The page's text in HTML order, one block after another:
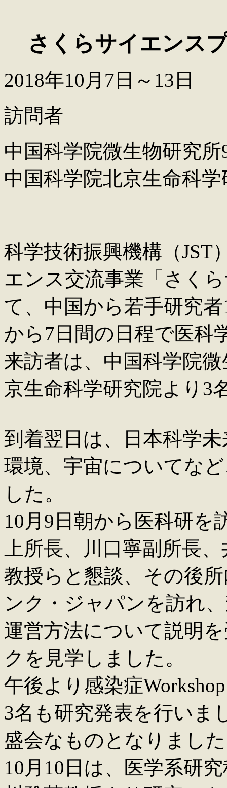
さくらサイエン
2018年10 月 7 日～13日
訪問者
中国科学院微生物研究所
中国科学院北京生命
科学技術振興機構（JST
エンス交流事業「さく
て、中国から若手研究
から7日間の日程で医科
来訪者は、中国科学院
京生命科学研究院より3
到着翌日は、日本科学
環境、宇宙についてな
した。
10月9日朝から医科研を
上所長、川口寧副所長
教授らと懇談、その後
ンク・ジャパンを訪れ
運営方法について説明
クを見学しました。
午後より感染症
3名も研究発表を行いま
盛会なものとなりまし
10月10日は、医学系研